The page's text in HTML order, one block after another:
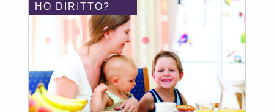
HO DIRITTO?